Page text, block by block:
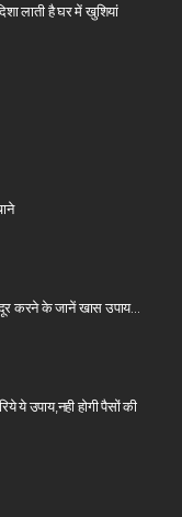
लाती है घर में खुशियां
करने के जानें खास उपाय…
उपाय,नही होगी पैसों की